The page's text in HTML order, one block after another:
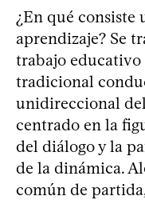
¿En qué consiste
aprendizaje? Se
trabajo educativo
tradicional
unidireccional
centrado en la
del diálogo y la
de la dinámica.
común de